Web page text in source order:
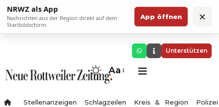
NRWZ als App
Nachrichten aus der Region direkt auf dem
Startbildschirm.
App öffnen ×
Unterstützen
Aa
Stellenanzeigen Schlagzeilen Kreis & Region Polizei